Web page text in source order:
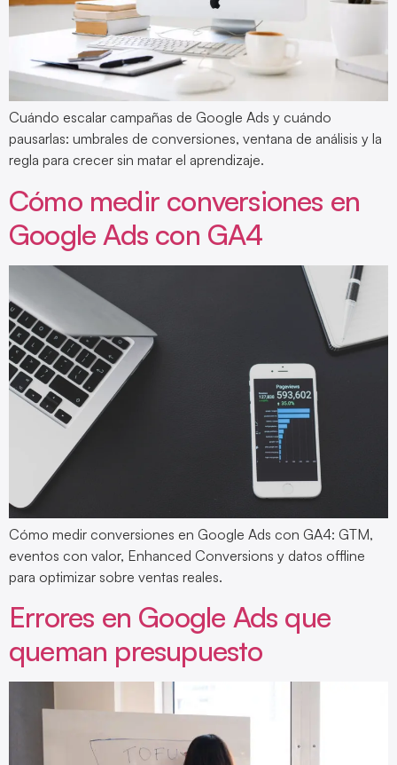
Cuándo escalar campañas de Google Ads y cuándo
pausarlas: umbrales de conversiones, ventana de análisis y la
regla para crecer sin matar el aprendizaje.
Cómo medir conversiones en
Google Ads con GA4
Cómo medir conversiones en Google Ads con GA4: GTM,
eventos con valor, Enhanced Conversions y datos offline
para optimizar sobre ventas reales.
Errores en Google Ads que
queman presupuesto